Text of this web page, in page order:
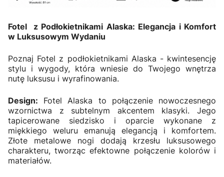
Fotel z Podłokietnikami Alaska: Elegancja i Komfort
w Luksusowym Wydaniu
Poznaj Fotel z podłokietnikami Alaska - kwintesencję
stylu i wygody, która wniesie do Twojego wnętrza
nutę luksusu i wyrafinowania.
Design: Fotel Alaska to połączenie nowoczesnego
wzornictwa z subtelnym akcentem klasyki. Jego
tapicerowane siedzisko i oparcie wykonane z
miękkiego weluru emanują elegancją i komfortem.
Złote metalowe nogi dodają krzesłu luksusowego
charakteru, tworząc efektowne połączenie kolorów i
materiałów.